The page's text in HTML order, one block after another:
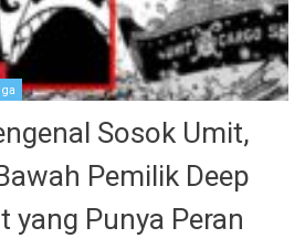
Sosok Umit,
Pemilik Deep
yang Punya Peran